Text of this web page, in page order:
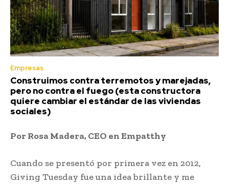
Empresas
Construimos contra terremotos y marejadas,
pero no contra el fuego (esta constructora
quiere cambiar el estándar de las viviendas
sociales)
Por Rosa Madera, CEO en Empatthy
Cuando se presentó por primera vez en 2012,
Giving Tuesday fue una idea brillante y me